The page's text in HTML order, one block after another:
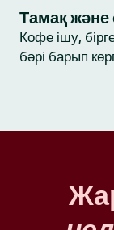
Тамақ және
Кофе ішу,
бәрі барып